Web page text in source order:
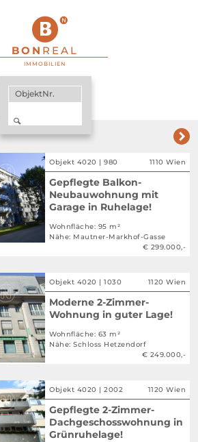
springen
BON REAL
IMMOBILIEN
Suche
ObjektNr.
SUCHEN
Objekt 4020 | 980 1110 Wien
Gepflegte Balkon-
Neubauwohnung mit
Garage in Ruhelage!
Wohnfläche: 95 m²
Nähe: Mautner-Markhof-Gasse
€ 299.000,-
Objekt 4020 | 1030 1120 Wien
Moderne 2-Zimmer-
Wohnung in guter Lage!
Wohnfläche: 63 m²
Nähe: Schloss Hetzendorf
€ 249.000,-
Objekt 4020 | 2002 1120 Wien
Gepflegte 2-Zimmer-
Dachgeschosswohnung in
Grünruhelage!